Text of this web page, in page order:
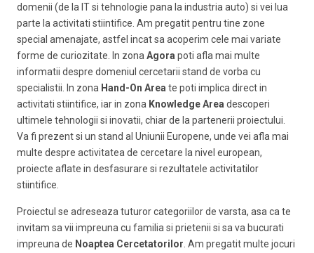
domenii (de la IT si tehnologie pana la industria auto) si vei lua
parte la activitati stiintifice. Am pregatit pentru tine zone
special amenajate, astfel incat sa acoperim cele mai variate
forme de curiozitate. In zona Agora poti afla mai multe
informatii despre domeniul cercetarii stand de vorba cu
specialistii. In zona Hand-On Area te poti implica direct in
activitati stiintifice, iar in zona Knowledge Area descoperi
ultimele tehnologii si inovatii, chiar de la partenerii proiectului.
Va fi prezent si un stand al Uniunii Europene, unde vei afla mai
multe despre activitatea de cercetare la nivel european,
proiecte aflate in desfasurare si rezultatele activitatilor
stiintifice.
Proiectul se adreseaza tuturor categoriilor de varsta, asa ca te
invitam sa vii impreuna cu familia si prietenii si sa va bucurati
impreuna de Noaptea Cercetatorilor . Am pregatit multe jocuri